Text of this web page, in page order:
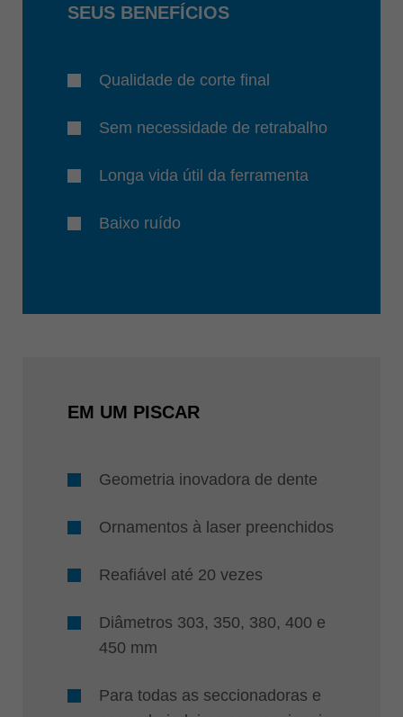
SEUS BENEFÍCIOS
Qualidade de corte final
Sem necessidade de retrabalho
Longa vida útil da ferramenta
Baixo ruído
EM UM PISCAR
Geometria inovadora de dente
Ornamentos à laser preenchidos
Reafiável até 20 vezes
Diâmetros 303, 350, 380, 400 e
450 mm
Para todas as seccionadoras e